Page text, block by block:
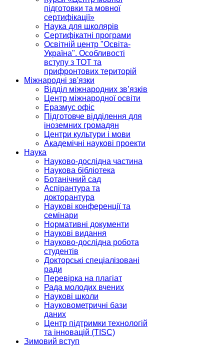
підготовки та мовної
сертифікації»
Наука для школярів
Сертифікатні програми
Освітній центр "Освіта-
Україна". Особливості
вступу з ТОТ та
прифронтових територій
Міжнародні зв'язки
Відділ міжнародних зв’язків
Центр міжнародної освіти
Еразмус офіс
Підготовче відділення для
іноземних громадян
Центри культури і мови
Академічні наукові проекти
Наука
Науково-дослідна частина
Наукова бібліотека
Ботанічний сад
Аспірантура та
докторантура
Наукові конференції та
семінари
Нормативні документи
Наукові видання
Науково-дослідна робота
студентів
Докторські спеціалізовані
ради
Перевірка на плагіат
Рада молодих вчених
Наукові школи
Науковометричні бази
даних
Центр підтримки технологій
та інновацій (TISC)
Зимовий вступ